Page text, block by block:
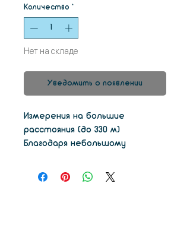
Количество *
Нет на складе
Уведомить о появлении
Измерения на большие
расстояния (до 330 м)
Благодаря небольшому
расширенному диапазону
сканирования лазерный